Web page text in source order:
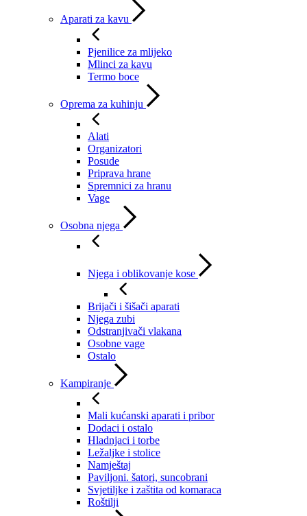
Aparati za kavu
Pjenilice za mlijeko
Mlinci za kavu
Termo boce
Oprema za kuhinju
Alati
Organizatori
Posude
Priprava hrane
Spremnici za hranu
Vage
Osobna njega
Njega i oblikovanje kose
Brijači i šišači aparati
Njega zubi
Odstranjivači vlakana
Osobne vage
Ostalo
Kampiranje
Mali kućanski aparati i pribor
Dodaci i ostalo
Hladnjaci i torbe
Ležaljke i stolice
Namještaj
Paviljoni. šatori, suncobrani
Svjetiljke i zaštita od komaraca
Roštilji